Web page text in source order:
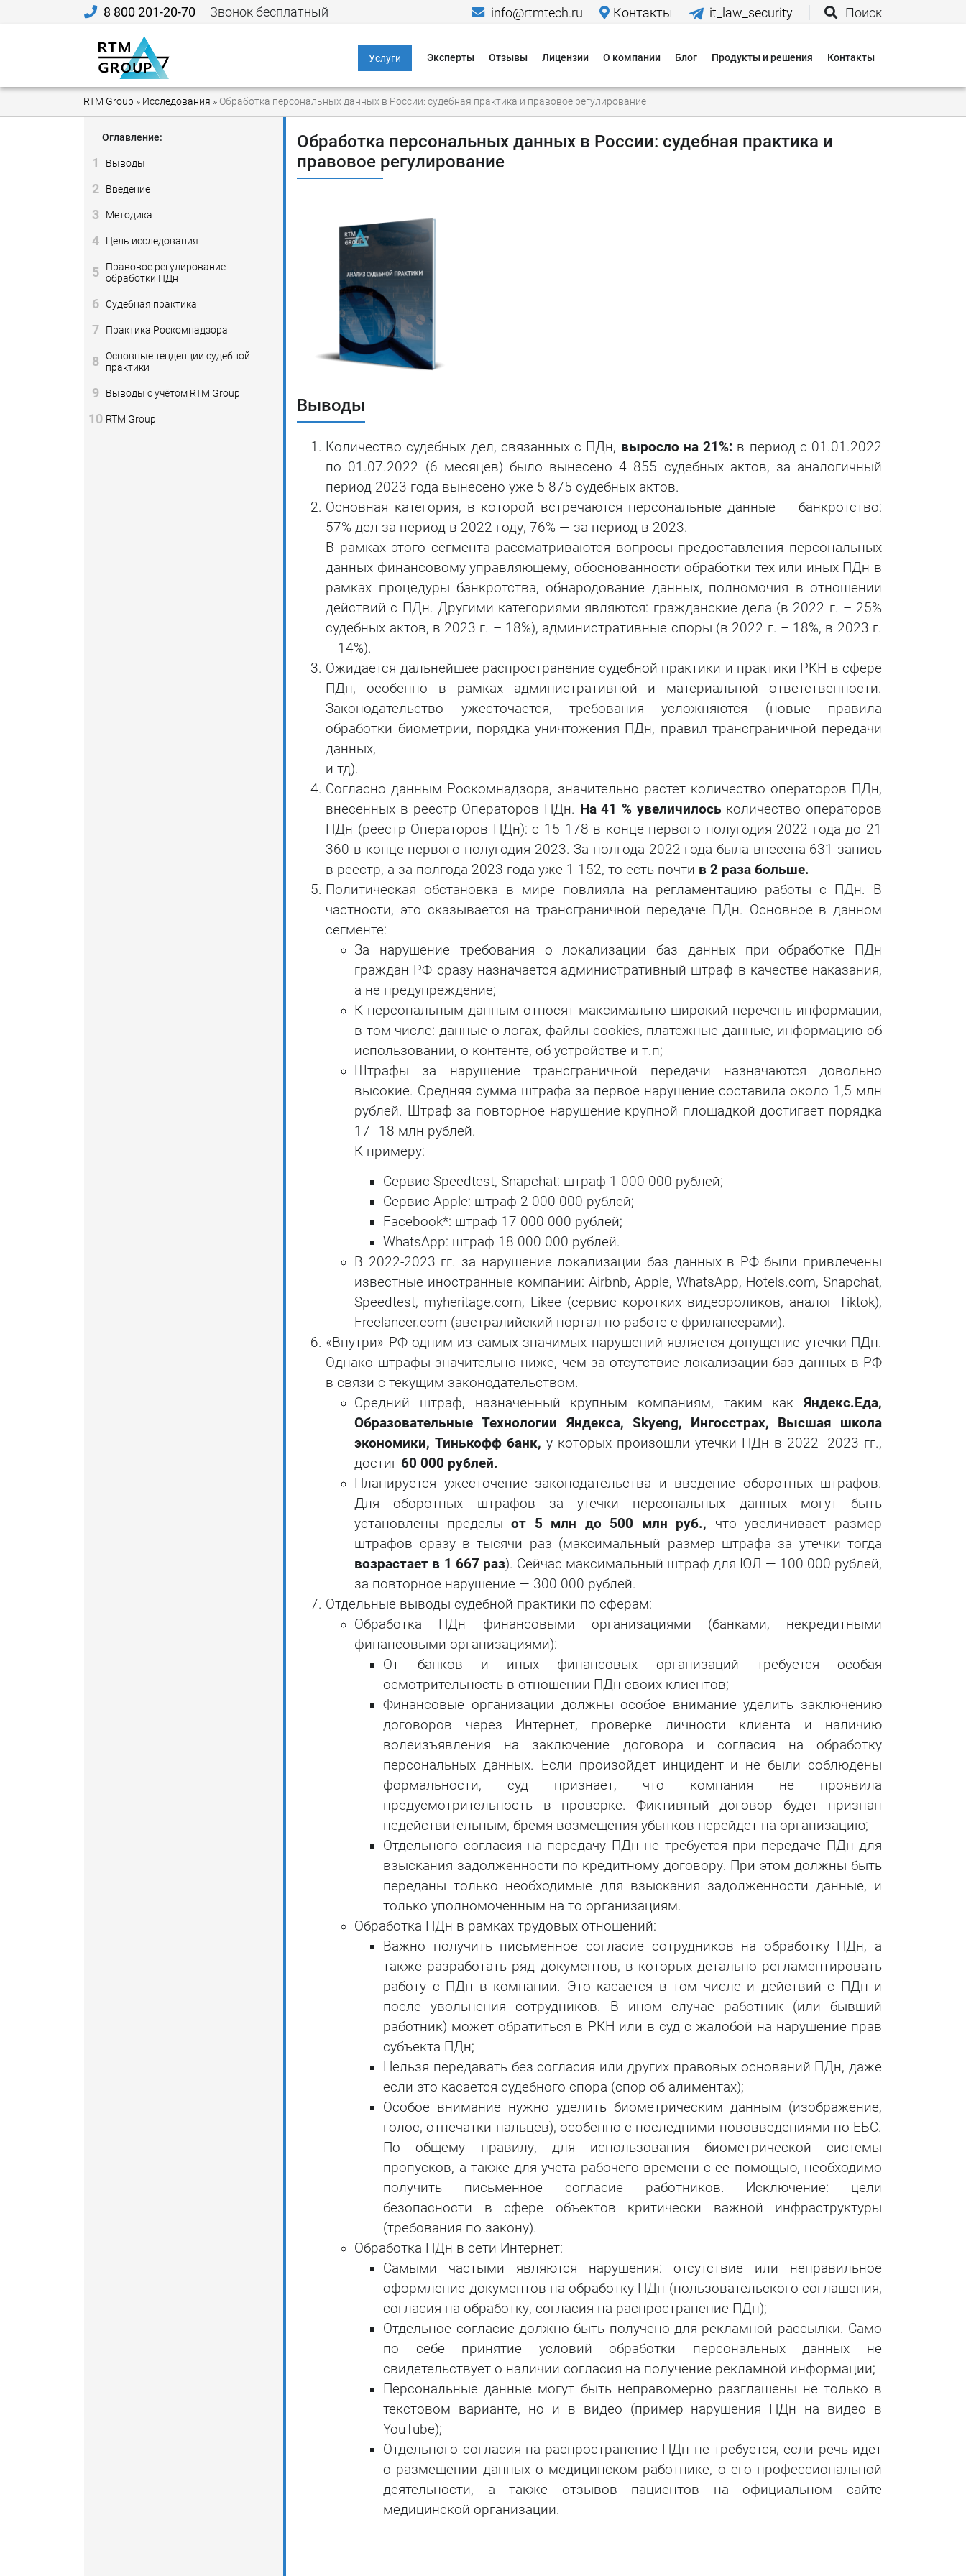
8 800 201-20-70 Звонок бесплатный info@rtmtech.ru Контакты it_law_security Поиск
Услуги
Информационная
безопасность
технические
экспертизы
Критическая
информационная
Персональные
данные
Тестирование на
проникновение
Эксперты Отзывы Лицензии О компании
Мероприятия
Исследования
Новости
Блог Продукты и решения Контакты
RTM Group » Исследования » Обработка персональных данных в России: судебная практика и правовое регулирование
Оглавление:
1 Выводы
2 Введение
3 Методика
4 Цель исследования
5
Правовое регулирование
обработки ПДн
6 Судебная практика
7 Практика Роскомнадзора
8 Основные тенденции судебной
практики
9 Выводы с учётом RTM Group
10 RTM Group
Обработка персональных данных в России: судебная практика и
правовое регулирование
Выводы
Количество судебных дел, связанных с ПДн, выросло на 21%: в период с 01.01.2022
по 01.07.2022 (6 месяцев) было вынесено 4 855 судебных актов, за аналогичный
период 2023 года вынесено уже 5 875 судебных актов.
Основная категория, в которой встречаются персональные данные — банкротство:
57% дел за период в 2022 году, 76% — за период в 2023.
В рамках этого сегмента рассматриваются вопросы предоставления персональных
данных финансовому управляющему, обоснованности обработки тех или иных ПДн в
рамках процедуры банкротства, обнародование данных, полномочия в отношении
действий с ПДн. Другими категориями являются: гражданские дела (в 2022 г. – 25%
судебных актов, в 2023 г. – 18%), административные споры (в 2022 г. – 18%, в 2023 г.
– 14%).
Ожидается дальнейшее распространение судебной практики и практики РКН в сфере
ПДн, особенно в рамках административной и материальной ответственности.
Законодательство ужесточается, требования усложняются (новые правила
обработки биометрии, порядка уничтожения ПДн, правил трансграничной передачи
данных,
и тд).
Согласно данным Роскомнадзора, значительно растет количество операторов ПДн,
внесенных в реестр Операторов ПДн. На 41 % увеличилось количество операторов
ПДн (реестр Операторов ПДн): с 15 178 в конце первого полугодия 2022 года до 21
360 в конце первого полугодия 2023. За полгода 2022 года была внесена 631 запись
в реестр, а за полгода 2023 года уже 1 152, то есть почти в 2 раза больше.
Политическая обстановка в мире повлияла на регламентацию работы с ПДн. В
частности, это сказывается на трансграничной передаче ПДн. Основное в данном
сегменте:
За нарушение требования о локализации баз данных при обработке ПДн
граждан РФ сразу назначается административный штраф в качестве наказания,
а не предупреждение;
К персональным данным относят максимально широкий перечень информации,
в том числе: данные о логах, файлы cookies, платежные данные, информацию об
использовании, о контенте, об устройстве и т.п;
Штрафы за нарушение трансграничной передачи назначаются довольно
высокие. Средняя сумма штрафа за первое нарушение составила около 1,5 млн
рублей. Штраф за повторное нарушение крупной площадкой достигает порядка
17–18 млн рублей.
К примеру:
Сервис Speedtest, Snapchat: штраф 1 000 000 рублей;
Сервис Apple: штраф 2 000 000 рублей;
Facebook*: штраф 17 000 000 рублей;
WhatsApp: штраф 18 000 000 рублей.
В 2022-2023 гг. за нарушение локализации баз данных в РФ были привлечены
известные иностранные компании: Airbnb, Apple, WhatsApp, Hotels.com, Snapchat,
Speedtest, myheritage.com, Likee (сервис коротких видеороликов, аналог Tiktok),
Freelancer.соm (австралийский портал по работе с фрилансерами).
«Внутри» РФ одним из самых значимых нарушений является допущение утечки ПДн.
Однако штрафы значительно ниже, чем за отсутствие локализации баз данных в РФ
в связи с текущим законодательством.
Средний штраф, назначенный крупным компаниям, таким как Яндекс.Еда,
Образовательные Технологии Яндекса, Skyeng, Ингосстрах, Высшая школа
экономики, Тинькофф банк, у которых произошли утечки ПДн в 2022–2023 гг.,
достиг 60 000 рублей.
Планируется ужесточение законодательства и введение оборотных штрафов.
Для оборотных штрафов за утечки персональных данных могут быть
установлены пределыот 5 млн до 500 млн руб., что увеличивает размер
штрафов сразу в тысячи раз (максимальный размер штрафа за утечки тогда
возрастает в 1 667 раз). Сейчас максимальный штраф для ЮЛ — 100 000 рублей,
за повторное нарушение — 300 000 рублей.
Отдельные выводы судебной практики по сферам:
Обработка ПДн финансовыми организациями (банками, некредитными
финансовыми организациями):
От банков и иных финансовых организаций требуется особая
осмотрительность в отношении ПДн своих клиентов;
Финансовые организации должны особое внимание уделить заключению
договоров через Интернет, проверке личности клиента и наличию
волеизъявления на заключение договора и согласия на обработку
персональных данных. Если произойдет инцидент и не были соблюдены
формальности, суд признает, что компания не проявила
предусмотрительность в проверке. Фиктивный договор будет признан
недействительным, бремя возмещения убытков перейдет на организацию;
Отдельного согласия на передачу ПДн не требуется при передаче ПДн для
взыскания задолженности по кредитному договору. При этом должны быть
переданы только необходимые для взыскания задолженности данные, и
только уполномоченным на то организациям.
Обработка ПДн в рамках трудовых отношений:
Важно получить письменное согласие сотрудников на обработку ПДн, а
также разработать ряд документов, в которых детально регламентировать
работу с ПДн в компании. Это касается в том числе и действий с ПДн и
после увольнения сотрудников. В ином случае работник (или бывший
работник) может обратиться в РКН или в суд с жалобой на нарушение прав
субъекта ПДн;
Нельзя передавать без согласия или других правовых оснований ПДн, даже
если это касается судебного спора (спор об алиментах);
Особое внимание нужно уделить биометрическим данным (изображение,
голос, отпечатки пальцев), особенно с последними нововведениями по ЕБС.
По общему правилу, для использования биометрической системы
пропусков, а также для учета рабочего времени с ее помощью, необходимо
получить письменное согласие работников. Исключение: цели
безопасности в сфере объектов критически важной инфраструктуры
(требования по закону).
Обработка ПДн в сети Интернет:
Самыми частыми являются нарушения: отсутствие или неправильное
оформление документов на обработку ПДн (пользовательского соглашения,
согласия на обработку, согласия на распространение ПДн);
Отдельное согласие должно быть получено для рекламной рассылки. Само
по себе принятие условий обработки персональных данных не
свидетельствует о наличии согласия на получение рекламной информации;
Персональные данные могут быть неправомерно разглашены не только в
текстовом варианте, но и в видео (пример нарушения ПДн на видео в
YouTube);
Отдельного согласия на распространение ПДн не требуется, если речь идет
о размещении данных о медицинском работнике, о его профессиональной
деятельности, а также отзывов пациентов на официальном сайте
медицинской организации.